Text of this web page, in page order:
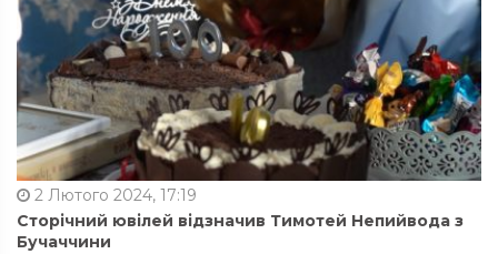
2 Лютого 2024, 17:19
Сторічний ювілей відзначив Тимотей Непийвода з
Бучаччини